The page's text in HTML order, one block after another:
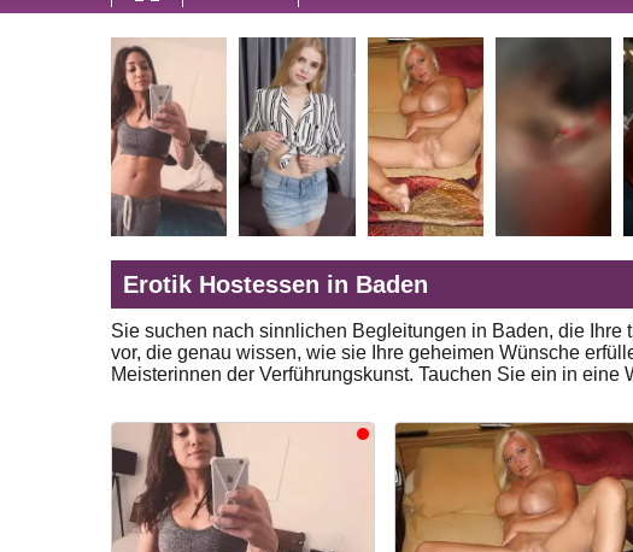
Erotik Hostessen in Baden
Sie suchen nach sinnlichen Begleitungen in Baden, die
vor, die genau wissen, wie sie Ihre geheimen Wünsche
Meisterinnen der Verführungskunst. Tauchen Sie ein in